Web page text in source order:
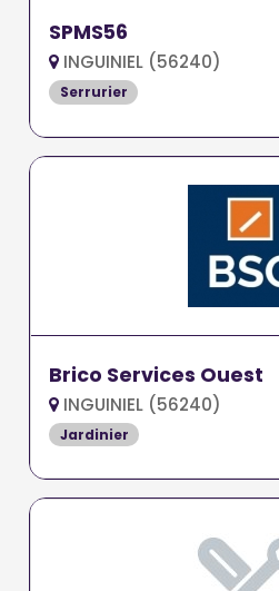
SPMS56
INGUINIEL (56240)
Serrurier
Brico Services Ouest
INGUINIEL (56240)
Jardinier